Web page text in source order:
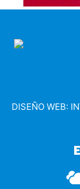
DISEÑO WEB: